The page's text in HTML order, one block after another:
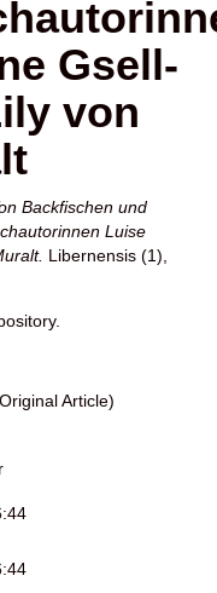
Gsell-
von
Backfischen und
Luise
Libernensis (1),
Article)